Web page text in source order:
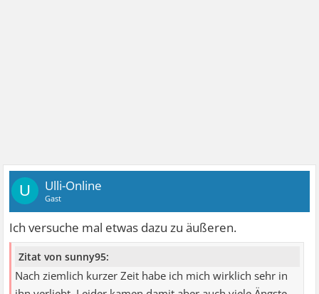
U Ulli-Online
Gast
Ich versuche mal etwas dazu zu äußeren.
Zitat von sunny95:
Nach ziemlich kurzer Zeit habe ich mich wirklich sehr in